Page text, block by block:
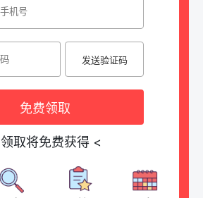
发送验证码
免费领取
领取将免费获得 <